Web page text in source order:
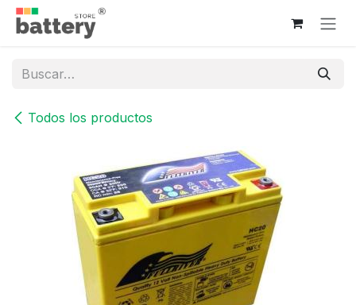
Ir al contenido
Todos los productos